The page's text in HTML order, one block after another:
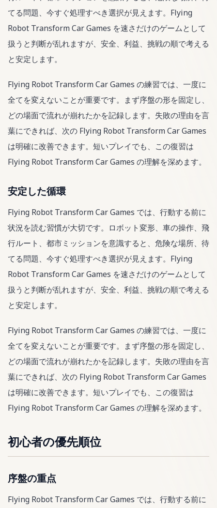
てる問題、今すぐ処理すべき選択が見えます。Flying
Robot Transform Car Games を速さだけのゲームとして
扱うと判断が乱れますが、安全、利益、挑戦の順で考える
と安定します。
Flying Robot Transform Car Games の練習では、一度に
全てを変えないことが重要です。まず序盤の形を固定し、
どの場面で流れが崩れたかを記録します。失敗の理由を言
葉にできれば、次の Flying Robot Transform Car Games
は明確に改善できます。短いプレイでも、この復習は
Flying Robot Transform Car Games の理解を深めます。
安定した循環
Flying Robot Transform Car Games では、行動する前に
状況を読む習慣が大切です。ロボット変形、車の操作、飛
行ルート、都市ミッションを意識すると、危険な場所、待
てる問題、今すぐ処理すべき選択が見えます。Flying
Robot Transform Car Games を速さだけのゲームとして
扱うと判断が乱れますが、安全、利益、挑戦の順で考える
と安定します。
Flying Robot Transform Car Games の練習では、一度に
全てを変えないことが重要です。まず序盤の形を固定し、
どの場面で流れが崩れたかを記録します。失敗の理由を言
葉にできれば、次の Flying Robot Transform Car Games
は明確に改善できます。短いプレイでも、この復習は
Flying Robot Transform Car Games の理解を深めます。
初心者の優先順位
序盤の重点
Flying Robot Transform Car Games では、行動する前に